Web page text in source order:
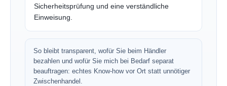
Sicherheitsprüfung und eine verständliche
Einweisung.
So bleibt transparent, wofür Sie beim Händler
bezahlen und wofür Sie mich bei Bedarf separat
beauftragen: echtes Know-how vor Ort statt unnötiger
Zwischenhandel.